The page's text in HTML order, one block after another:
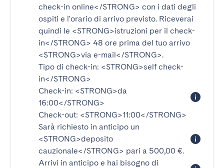
check-in online</STRONG> con i dati degli
ospiti e l'orario di arrivo previsto. Riceverai
quindi le <STRONG>istruzioni per il check-
in</STRONG> 48 ore prima del tuo arrivo
<STRONG>via e-mail</STRONG>.
Tipo di check-in: <STRONG>self check-
in</STRONG>
Check-in: <STRONG>da
16:00</STRONG>
Check-out: <STRONG>11:00</STRONG>
Sarà richiesto in anticipo un
<STRONG>deposito
cauzionale</STRONG> pari a 500,00 €.
Arrivi in anticipo e hai bisogno di